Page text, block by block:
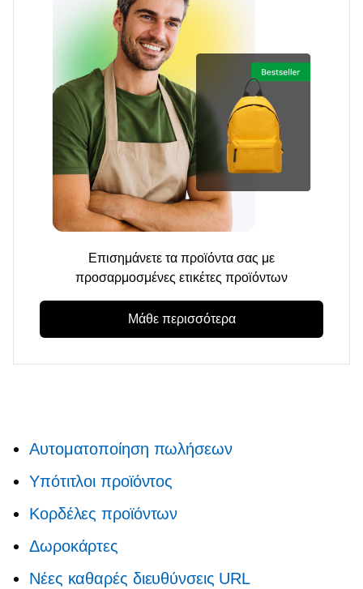
Επισημάνετε τα προϊόντα σας με
προσαρμοσμένες ετικέτες προϊόντων
Μάθε περισσότερα
Αυτοματοποίηση πωλήσεων
Υπότιτλοι προϊόντος
Κορδέλες προϊόντων
Δωροκάρτες
Νέες καθαρές διευθύνσεις URL